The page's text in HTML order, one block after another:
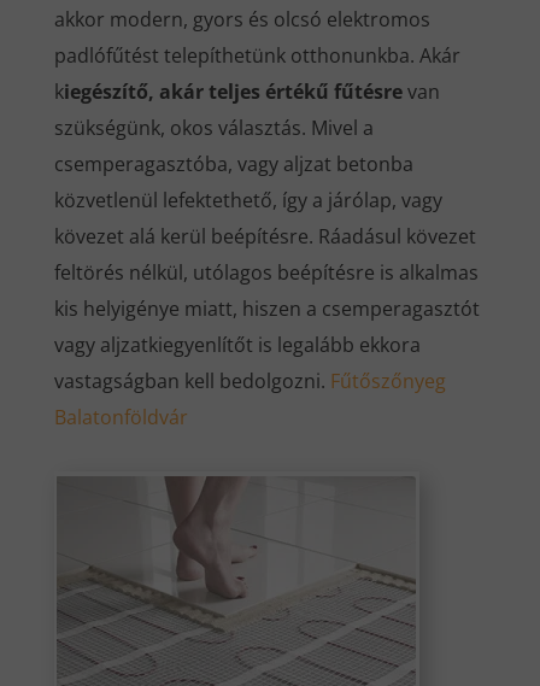
akkor modern, gyors és olcsó elektromos
padlófűtést telepíthetünk otthonunkba. Akár
kiegészítő, akár teljes értékű fűtésrevan
szükségünk, okos választás. Mivel a
csemperagasztóba, vagy aljzat betonba
közvetlenül lefektethető, így a járólap, vagy
kövezet alá kerül beépítésre. Ráadásul kövezet
feltörés nélkül, utólagos beépítésre is alkalmas
kis helyigénye miatt, hiszen a csemperagasztót
vagy aljzatkiegyenlítőt is legalább ekkora
vastagságban kell bedolgozni. Fűtőszőnyeg
Balatonföldvár